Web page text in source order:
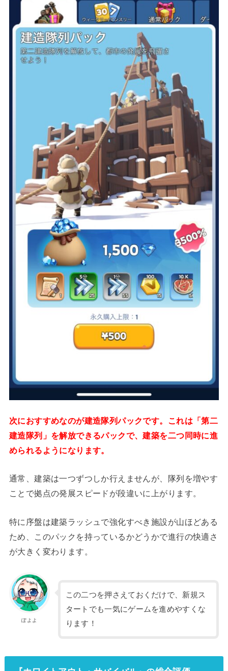
次におすすめなのが建造隊列パックです。これは「第二
建造隊列」を解放できるパックで、建築を二つ同時に進
められるようになります。
通常、建築は一つずつしか行えませんが、隊列を増やす
ことで拠点の発展スピードが段違いに上がります。
特に序盤は建築ラッシュで強化すべき施設が山ほどある
ため、このパックを持っているかどうかで進行の快適さ
が大きく変わります。
ぽよよ
この二つを押さえておくだけで、新規ス
タートでも一気にゲームを進めやすくな
ります！